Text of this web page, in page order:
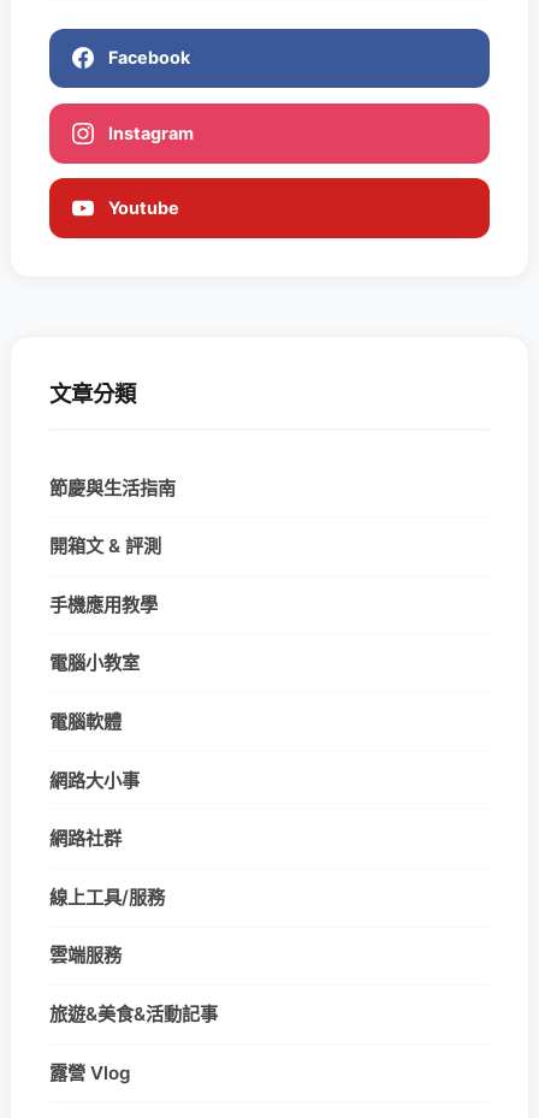
Facebook
Instagram
Youtube
文章分類
節慶與生活指南
開箱文 & 評測
手機應用教學
電腦小教室
電腦軟體
網路大小事
網路社群
線上工具/服務
雲端服務
旅遊&美食&活動記事
露營 Vlog